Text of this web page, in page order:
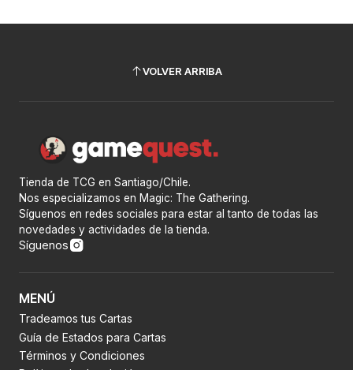
VOLVER ARRIBA
Tienda de TCG en Santiago/Chile.
Nos especializamos en Magic: The Gathering.
Síguenos en redes sociales para estar al tanto de todas las
novedades y actividades de la tienda.
Síguenos
MENÚ
Tradeamos tus Cartas
Guía de Estados para Cartas
Términos y Condiciones